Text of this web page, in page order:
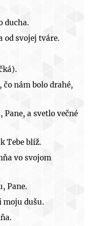
ducha.
od svojej tváre.
čo nám bolo drahé,
Pane, a svetlo večné
Tebe blíž.
vo svojom
Pane.
moju dušu.